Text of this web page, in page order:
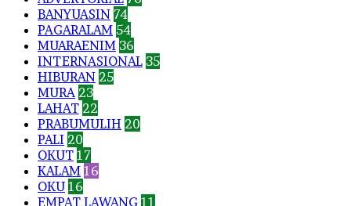
BANYUASIN 74
PAGARALAM 54
MUARAENIM 36
INTERNASIONAL 35
HIBURAN 25
MURA 23
LAHAT 22
PRABUMULIH 20
PALI 20
OKUT 17
KALAM 16
OKU 16
EMPAT LAWANG 11